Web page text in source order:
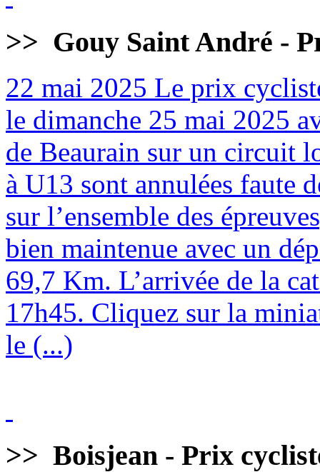
>> Gouy Saint André -
22 mai 2025 Le prix
le dimanche 25 mai 2025
de Beaurain sur un circuit
à U13 sont annulées faute
sur l’ensemble des
bien maintenue avec un
69,7 Km. L’arrivée de la
17h45. Cliquez sur la
le (...)
>> Boisjean - Prix